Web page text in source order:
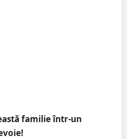
familie într-un